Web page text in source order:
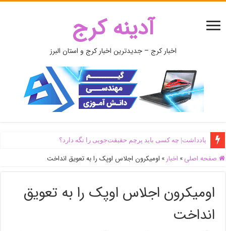
آدینه کرج
اخبار کرج – جدیدترین اخبار کرج و استان البرز
یادداشت| ‌چه کسی باید پرچم حقیقت‌جویی را نگه دارد؟
صفحه اصلی » اخبار » اومیکرون اجلاس اوپک را به تعویق انداخت
اومیکرون اجلاس اوپک را به تعویق
انداخت